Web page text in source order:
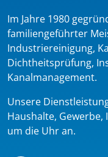
Im Jahre 1980
familiengeführter
Industriereinigung,
Dichtheitsprüfung,
Kanalmanagement.
Unsere
Haushalte,
um die Uhr an.